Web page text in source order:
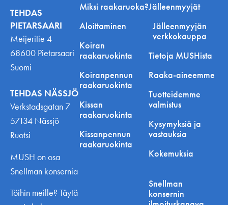
TEHDAS
PIETARSAARI
Meijeritie 4
68600 Pietarsaari
Suomi
TEHDAS NÄSSJÖ
Verkstadsgatan 7
57134 Nässjö
Ruotsi
MUSH on osa
Snellman konsernia
Töihin meille? Täytä
Miksi raakaruoka?
Aloittaminen
Koiran
raakaruokinta
Koiranpennun
raakaruokinta
Kissan
raakaruokinta
Kissanpennun
raakaruokinta
Jälleenmyyjät
Jälleenmyyjän
verkkokauppa
Tietoja MUSHista
Raaka-aineemme
Tuotteidemme
valmistus
Kysymyksiä ja
vastauksia
Kokemuksia
Snellman
konsernin